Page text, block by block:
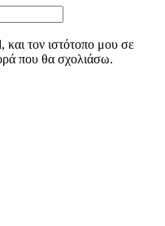
τον ιστότοπο μου σε
που θα σχολιάσω.